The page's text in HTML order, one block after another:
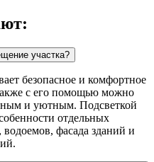
участка?
безопасное и комфортное
с его помощью можно
и уютным. Подсветкой
отдельных
фасада зданий и